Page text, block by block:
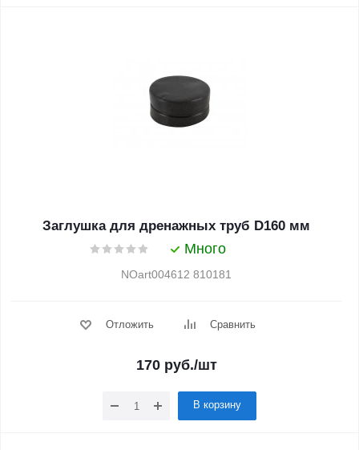
Заглушка для дренажных труб D160 мм
Много
NOart004612 810181
Отложить Сравнить
170 руб./шт
В корзину